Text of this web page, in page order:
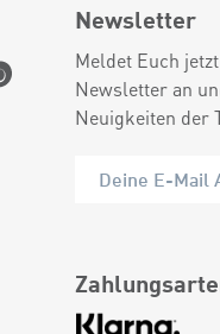
Newsletter
Meldet Euch
Newsletter an
Neuigkeiten der